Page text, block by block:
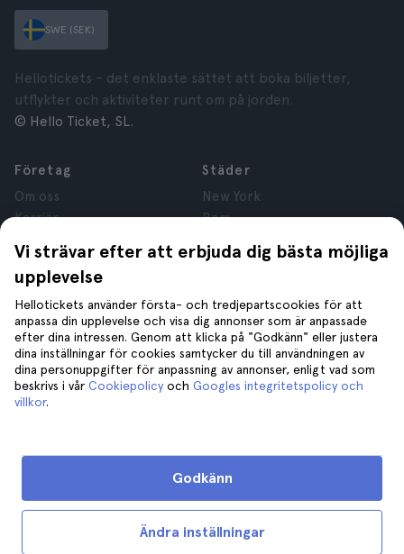
Vi strävar efter att erbjuda dig bästa möjliga
upplevelse
Hellotickets använder första- och tredjepartscookies för att
anpassa din upplevelse och visa dig annonser som är anpassade
efter dina intressen. Genom att klicka på "Godkänn" eller justera
dina inställningar för cookies samtycker du till användningen av
dina personuppgifter för anpassning av annonser, enligt vad som
beskrivs i vår Cookiepolicy och Googles integritetspolicy och
villkor.
Ändra inställningar
Godkänn
SWE (SEK)
Hellotickets – det enklaste sättet att boka biljetter,
utflykter och aktiviteter runt om på jorden.
© Hello Ticket, SL.
Företag
Om oss
Karriär
Recensioner
Sekretess
Regler och villkor
Juridisk Rådgivning
Cookies
Städer
New York
Rom
London
Kraków
Tenerife
Hjälp
Gå med oss på